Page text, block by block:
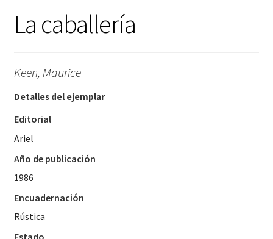
La caballería
Keen, Maurice
Detalles del ejemplar
Editorial
Ariel
Año de publicación
1986
Encuadernación
Rústica